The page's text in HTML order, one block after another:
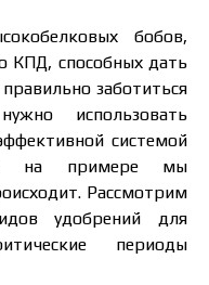
бобов,
КПД, способных дать
заботиться
использовать
системой
на примере мы
Рассмотрим
удобрений для
периоды